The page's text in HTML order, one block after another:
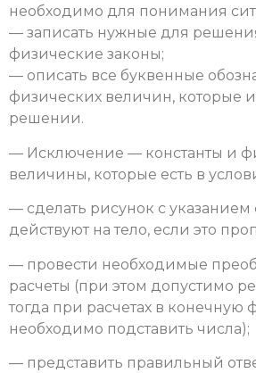
необходимо для понимания
— записать нужные для
физические законы;
— описать все буквенные
физических величин, которые
решении.
— Исключение — константы и
величины, которые есть в
— сделать рисунок с указанием
действуют на тело, если это
— провести необходимые
расчеты (при этом допустимо
тогда при расчетах в конечную
необходимо подставить числа);
— представить правильный